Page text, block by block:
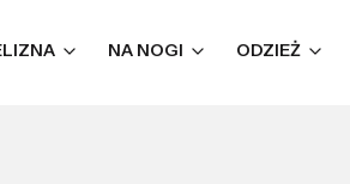
NA NOGI ODZIEŻ